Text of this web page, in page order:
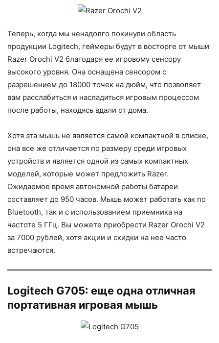
Теперь, когда мы ненадолго покинули область
продукции Logitech, геймеры будут в восторге от мыши
Razer Orochi V2 благодаря ее игровому сенсору
высокого уровня. Она оснащена сенсором с
разрешением до 18000 точек на дюйм, что позволяет
вам расслабиться и насладиться игровым процессом
после работы, находясь вдали от дома.
Хотя эта мышь не является самой компактной в списке,
она все же отличается по размеру среди игровых
устройств и является одной из самых компактных
моделей, которые может предложить Razer.
Ожидаемое время автономной работы батареи
составляет до 950 часов. Мышь может работать как по
Bluetooth, так и с использованием приемника на
частоте 5 ГГц. Вы можете приобрести Razer Orochi V2
за 7000 рублей, хотя акции и скидки на нее часто
встречаются.
Logitech G705: еще одна отличная
портативная игровая мышь